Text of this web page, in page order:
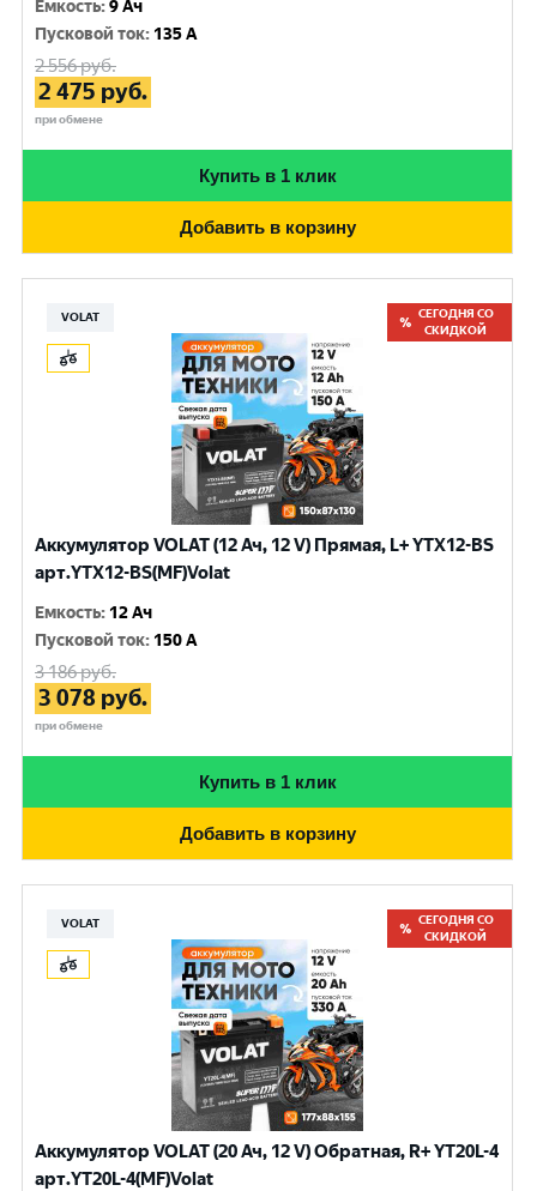
Емкость:9 Ач
Пусковой ток: 135 A
2 556руб.
2 475 руб.
при обмене
Купить в 1 клик
Добавить в корзину
VOLAT
СЕГОДНЯ СО
СКИДКОЙ
Аккумулятор VOLAT (12 Ач, 12 V) Прямая, L+ YTX12-BS
арт.YTX12-BS(MF)Volat
Емкость: 12 Ач
Пусковой ток: 150 A
3 186руб.
3 078 руб.
при обмене
Купить в 1 клик
Добавить в корзину
VOLAT
СЕГОДНЯ СО
СКИДКОЙ
Аккумулятор VOLAT (20 Ач, 12 V) Обратная, R+ YT20L-4
арт.YT20L-4(MF)Volat